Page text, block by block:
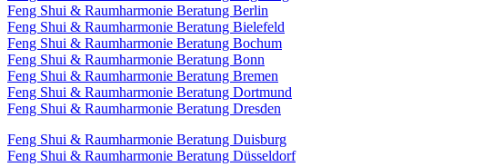
Feng Shui & Raumharmonie Beratung Berlin
Feng Shui & Raumharmonie Beratung Bielefeld
Feng Shui & Raumharmonie Beratung Bochum
Feng Shui & Raumharmonie Beratung Bonn
Feng Shui & Raumharmonie Beratung Bremen
Feng Shui & Raumharmonie Beratung Dortmund
Feng Shui & Raumharmonie Beratung Dresden
Feng Shui & Raumharmonie Beratung Duisburg
Feng Shui & Raumharmonie Beratung Düsseldorf